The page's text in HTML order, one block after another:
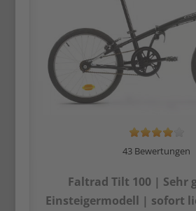
43 Bewertungen
Faltrad Tilt 100 | Sehr
Einsteiger­modell | sofort